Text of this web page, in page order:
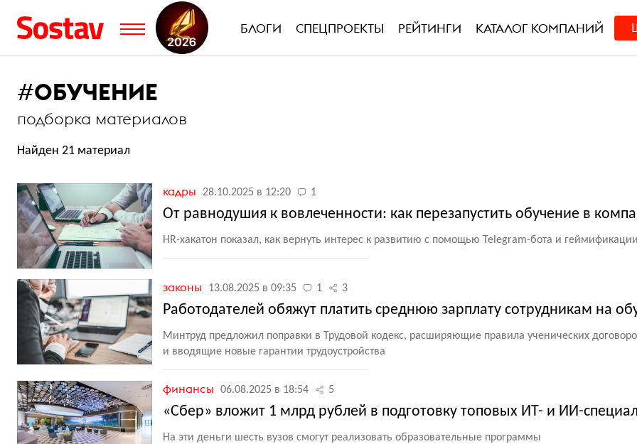
БЛОГИ СПЕЦПРОЕКТЫ РЕЙТИНГИ КАТАЛОГ КОМПАНИЙ
#ОБУЧЕНИЕ
подборка материалов
Найден 21 материал
кадры 28.10.2025 в 12:20 1
От равнодушия к вовлеченности: как перезапустить обучение в
HR-хакатон показал, как вернуть интерес к развитию с помощью Telegram-бота и
законы 13.08.2025 в 09:35 1 3
Работодателей обяжут платить среднюю зарплату сотрудникам на
Минтруд предложил поправки в Трудовой кодекс, расширяющие правила ученических
и вводящие новые гарантии трудоустройства
финансы 06.08.2025 в 18:54 5
«Сбер» вложит 1 млрд рублей в подготовку топовых ИТ- и ИИ-
На эти деньги шесть вузов смогут реализовать образовательные программы